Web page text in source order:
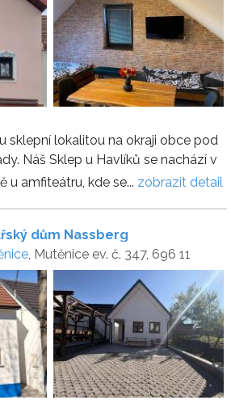
sklepní lokalitou na okraji obce pod
Náš Sklep u Havlíků se nachází v
u amfiteátru, kde se... zobrazit detail
dům Nassberg
, Mutěnice ev. č. 347, 696 11